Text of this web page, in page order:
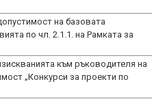
на базовата
по чл. 2.1.1. на Рамката за
към ръководителя на
„Конкурси за проекти по